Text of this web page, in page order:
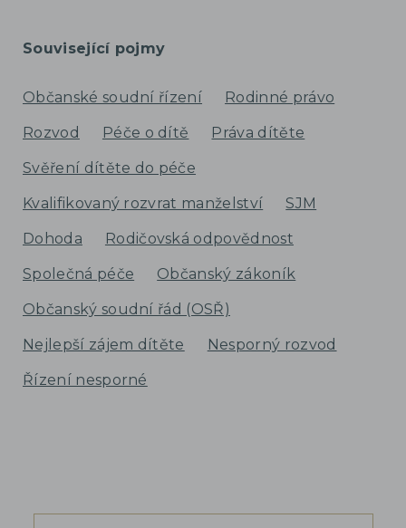
Související pojmy
Občanské soudní řízení Rodinné právo
Rozvod Péče o dítě Práva dítěte
Svěření dítěte do péče
Kvalifikovaný rozvrat manželství SJM
Dohoda Rodičovská odpovědnost
Společná péče Občanský zákoník
Občanský soudní řád (OSŘ)
Nejlepší zájem dítěte Nesporný rozvod
Řízení nesporné